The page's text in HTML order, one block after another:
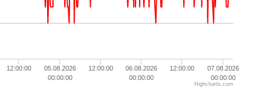
12:00:00
05.08.2026
00:00:00
12:00:00
06.08.2026
00:00:00
12:00:00
07.08.2026
00:00:00
Highcharts.com